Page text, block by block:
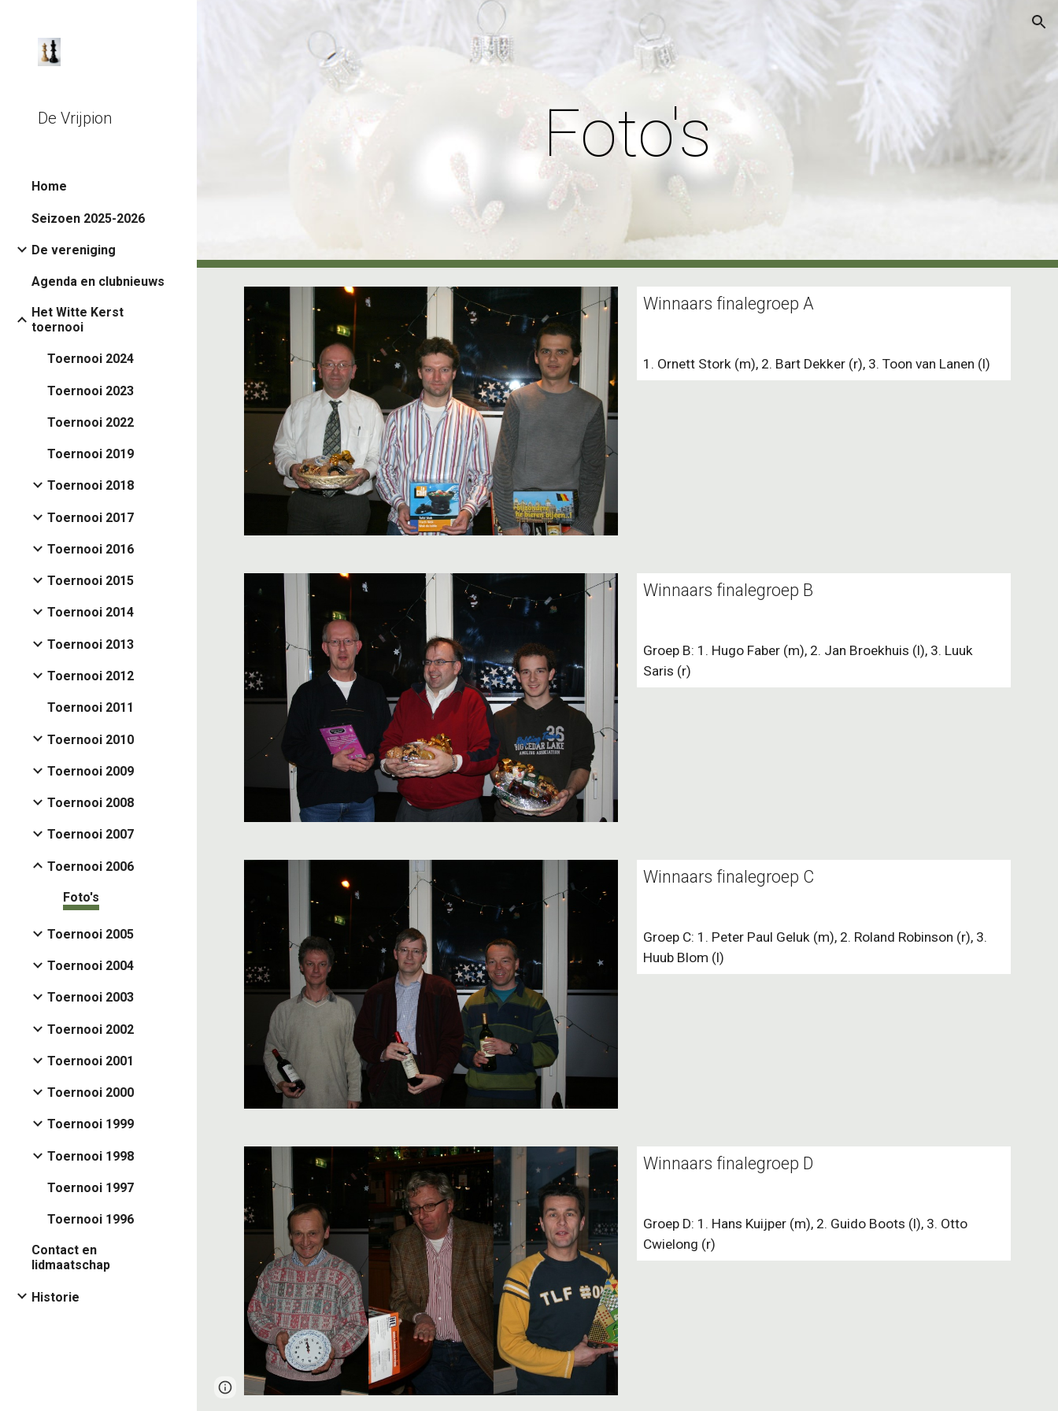
Skip to main content Skip to navigation
De Vrijpion
Home
Seizoen 2025-2026
De vereniging
Agenda en clubnieuws
Het Witte Kerst
toernooi
Toernooi 2024
Toernooi 2023
Toernooi 2022
Toernooi 2019
Toernooi 2018
Toernooi 2017
Toernooi 2016
Toernooi 2015
Toernooi 2014
Toernooi 2013
Toernooi 2012
Toernooi 2011
Toernooi 2010
Toernooi 2009
Toernooi 2008
Toernooi 2007
Toernooi 2006
Foto's
Toernooi 2005
Toernooi 2004
Toernooi 2003
Toernooi 2002
Toernooi 2001
Toernooi 2000
Toernooi 1999
Toernooi 1998
Toernooi 1997
Toernooi 1996
Contact en
lidmaatschap
Historie
Foto's
Winnaars finalegroep A
1. Ornett Stork (m), 2. Bart Dekker (r), 3. Toon van Lanen (l)
Winnaars finalegroep B
Groep B: 1. Hugo Faber (m), 2. Jan Broekhuis (l), 3. Luuk
Saris (r)
Winnaars finalegroep C
Groep C: 1. Peter Paul Geluk (m), 2. Roland Robinson (r), 3.
Huub Blom (l)
Winnaars finalegroep D
Groep D: 1. Hans Kuijper (m), 2. Guido Boots (l), 3. Otto
Cwielong (r)
Google Sites Report abuse